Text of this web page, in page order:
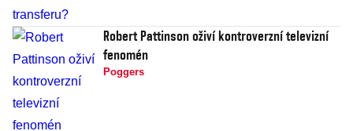
Robert Pattinson oživí kontroverzní televizní
fenomén
Poggers